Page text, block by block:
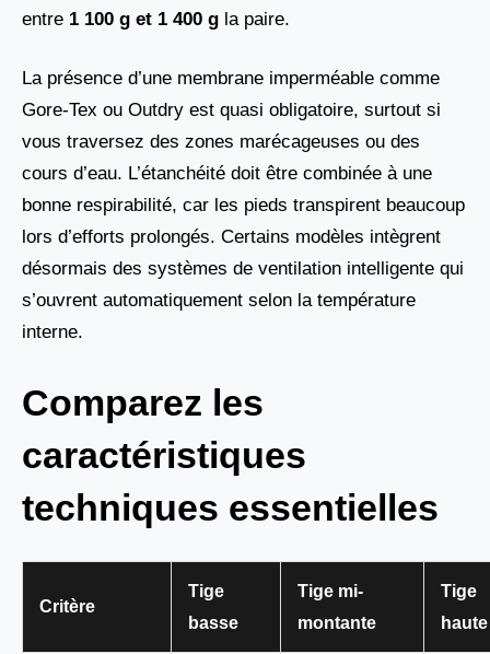
entre 1 100 g et 1 400 g la paire.
La présence d’une membrane imperméable comme
Gore-Tex ou Outdry est quasi obligatoire, surtout si
vous traversez des zones marécageuses ou des
cours d’eau. L’étanchéité doit être combinée à une
bonne respirabilité, car les pieds transpirent beaucoup
lors d’efforts prolongés. Certains modèles intègrent
désormais des systèmes de ventilation intelligente qui
s’ouvrent automatiquement selon la température
interne.
Comparez les
caractéristiques
techniques essentielles
Critère
Tige
basse
Tige mi-
montante
Tige
haute